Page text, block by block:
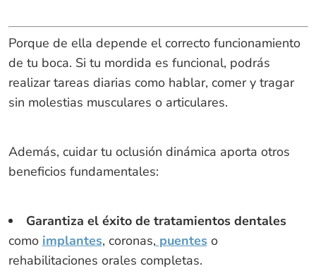
Porque de ella depende el correcto funcionamiento
de tu boca. Si tu mordida es funcional, podrás
realizar tareas diarias como hablar, comer y tragar
sin molestias musculares o articulares.
Además, cuidar tu oclusión dinámica aporta otros
beneficios fundamentales:
Garantiza el éxito de tratamientos dentales
como implantes, coronas, puentes o
rehabilitaciones orales completas.